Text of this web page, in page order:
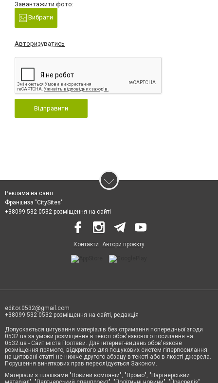
Завантажити фото:
Вибрати
Авторизуватись
Відправити
Реклама на сайті
Франшиза "CitySites"
+38099 532 0532 розміщення на сайті
Контакти Автори проєкту
editor.0532@gmail.com
+38099 532 0532 розміщення на сайті, редакція
Допускається цитування матеріалів без отримання попередньої згоди
0532.ua за умови розміщення в тексті обов'язкового посилання на
0532.ua - Сайт міста Полтави. Для інтернет-видань обов'язкове
розміщення прямого, відкритого для пошукових систем гіперпосилання
на цитовані статті не нижче другого абзацу в тексті або в якості джерела.
Порушення виняткових прав переслідується Законом.
Матеріали з плашками "Новини компаній", "Промо", "Партнерський